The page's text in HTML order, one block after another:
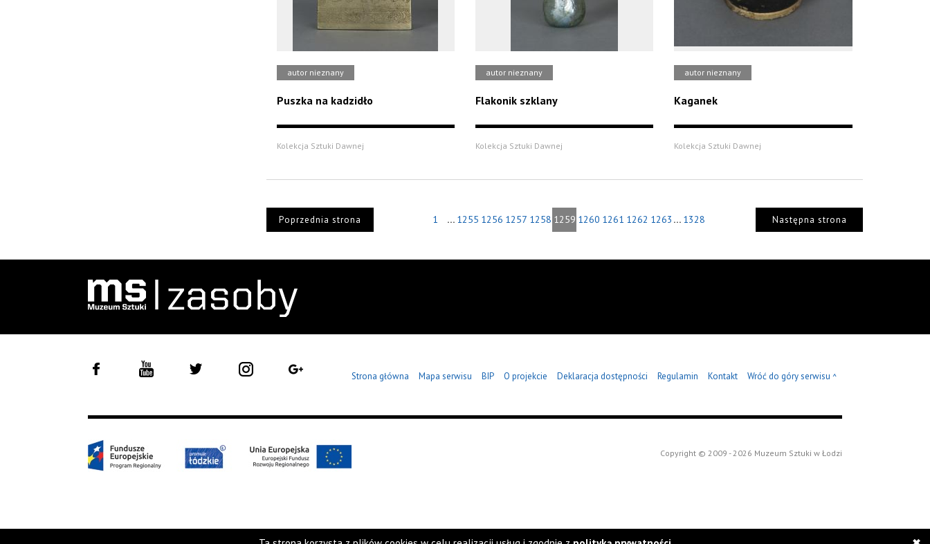
autor nieznany
Puszka na kadzidło
Kolekcja Sztuki Dawnej
autor nieznany
Flakonik szklany
Kolekcja Sztuki Dawnej
autor nieznany
Kaganek
Kolekcja Sztuki Dawnej
Poprzednia strona 1 ... 1255 1256 1257 1258 1259 1260 1261 1262 1263 ... 1328 Następna strona
Strona główna Mapa serwisu BIP O projekcie Deklaracja dostępności Regulamin Kontakt Wróć do góry serwisu ^
Copyright © 2009 - 2026 Muzeum Sztuki w Łodzi